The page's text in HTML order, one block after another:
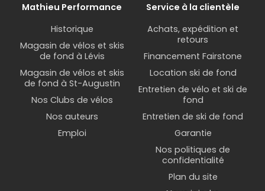
travailler debout sur votre vélo, dans votre atelier
à la maison.
Votre réparation est plus complexe?
Prenez un
rendez-vous ici.
Mathieu Performance
Historique
Magasin de vélos et skis
de fond à Lévis
Magasin de vélos et skis
de fond à St-Augustin
Nos Clubs de vélos
Nos auteurs
Emploi
Service à la clientèle
Achats, expédition et
retours
Financement Fairstone
Location ski de fond
Entretien de vélo et ski de
fond
Entretien de ski de fond
Garantie
Nos politiques de
confidentialité
Plan du site